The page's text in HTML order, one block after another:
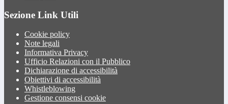
Sezione Link Utili
Cookie policy
Note legali
Informativa Privacy
Ufficio Relazioni con il Pubblico
Dichiarazione di accessibilità
Obiettivi di accessibilità
Whistleblowing
Gestione consensi cookie